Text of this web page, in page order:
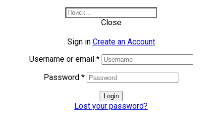
Close
Sign in Create an Account
Username or email *
Password *
Login
Lost your password?